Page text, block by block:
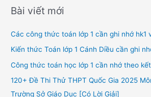
r
h
f
o
Bài viết mới
Các công thức toán lớp 1 cần ghi nhớ hk1
Kiến thức Toán lớp 1 Cánh Diều cần ghi
Công thức toán học lớp 1 cần nhớ theo
120+ Đề Thi Thử THPT Quốc Gia 2025
Trường Sở Giáo Dục [Có Lời Giải]